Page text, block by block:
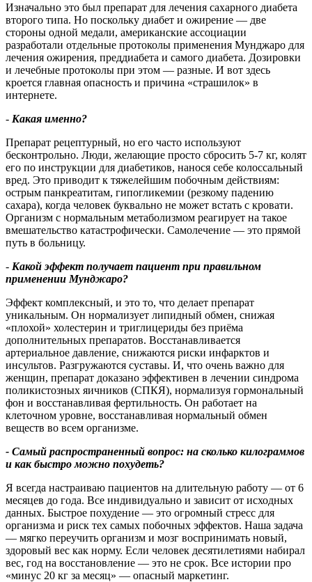
Изначально это был препарат для лечения сахарного диабета
второго типа. Но поскольку диабет и ожирение — две
стороны одной медали, американские ассоциации
разработали отдельные протоколы применения Мунджаро для
лечения ожирения, преддиабета и самого диабета. Дозировки
и лечебные протоколы при этом — разные. И вот здесь
кроется главная опасность и причина «страшилок» в
интернете.
- Какая именно?
Препарат рецептурный, но его часто используют
бесконтрольно. Люди, желающие просто сбросить 5-7 кг, колят
его по инструкции для диабетиков, нанося себе колоссальный
вред. Это приводит к тяжелейшим побочным действиям:
острым панкреатитам, гипогликемии (резкому падению
сахара), когда человек буквально не может встать с кровати.
Организм с нормальным метаболизмом реагирует на такое
вмешательство катастрофически. Самолечение — это прямой
путь в больницу.
- Какой эффект получает пациент при правильном
применении Мунджаро?
Эффект комплексный, и это то, что делает препарат
уникальным. Он нормализует липидный обмен, снижая
«плохой» холестерин и триглицериды без приёма
дополнительных препаратов. Восстанавливается
артериальное давление, снижаются риски инфарктов и
инсультов. Разгружаются суставы. И, что очень важно для
женщин, препарат доказано эффективен в лечении синдрома
поликистозных яичников (СПКЯ), нормализуя гормональный
фон и восстанавливая фертильность. Он работает на
клеточном уровне, восстанавливая нормальный обмен
веществ во всем организме.
- Самый распространенный вопрос: на сколько килограммов
и как быстро можно похудеть?
Я всегда настраиваю пациентов на длительную работу — от 6
месяцев до года. Все индивидуально и зависит от исходных
данных. Быстрое похудение — это огромный стресс для
организма и риск тех самых побочных эффектов. Наша задача
— мягко переучить организм и мозг воспринимать новый,
здоровый вес как норму. Если человек десятилетиями набирал
вес, год на восстановление — это не срок. Все истории про
«минус 20 кг за месяц» — опасный маркетинг.